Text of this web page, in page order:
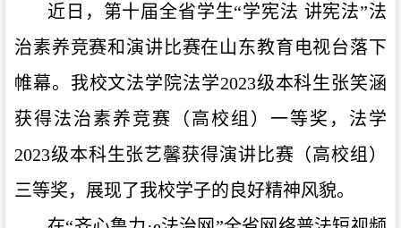
近日， 第十届全省学生“学宪法 讲宪法”法
治素养竞赛和演讲比赛在山东教育电视台落下
帷幕。 我校文法学院法学2023级本科生张笑涵
获得法治素养竞赛 （ 高校组 ） 一等奖 ，法学
2023级本科生张艺馨获得演讲比赛（高校组）
三等奖，展现了我校学子的良好精神风貌。